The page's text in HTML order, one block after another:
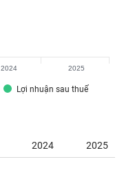
Lợi nhuận sau thuế
2024 2025
2024
2025